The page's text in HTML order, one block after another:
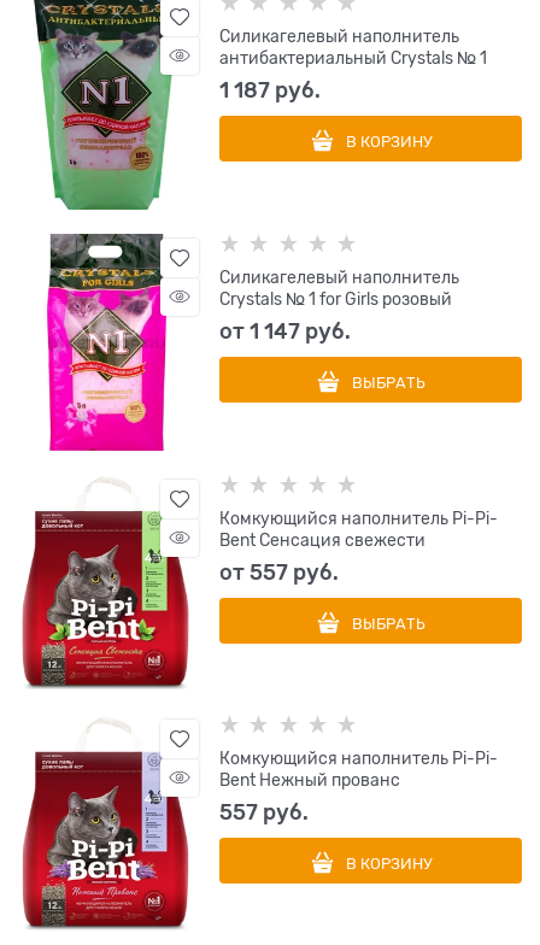
Силикагелевый наполнитель
антибактериальный Crystals № 1
1 187 руб.
В КОРЗИНУ
Силикагелевый наполнитель
Crystals № 1 for Girls розовый
от1 147 руб.
ВЫБРАТЬ
Комкующийся наполнитель Pi-Pi-
Bent Сенсация свежести
от557 руб.
ВЫБРАТЬ
Комкующийся наполнитель Pi-Pi-
Bent Нежный прованс
557 руб.
В КОРЗИНУ